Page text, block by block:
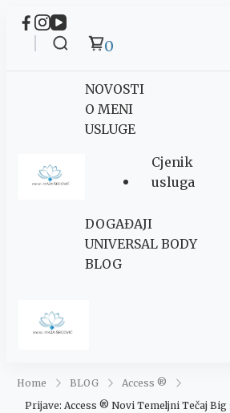
0
Maja Šegović
Ananda
NOVOSTI
O MENI
USLUGE
Cjenik
usluga
DOGAĐAJI
UNIVERSAL BODY
BLOG
Ananda
Home BLOG
Access ®
Prijave: Access ® Novi Temeljni Tečaj Big